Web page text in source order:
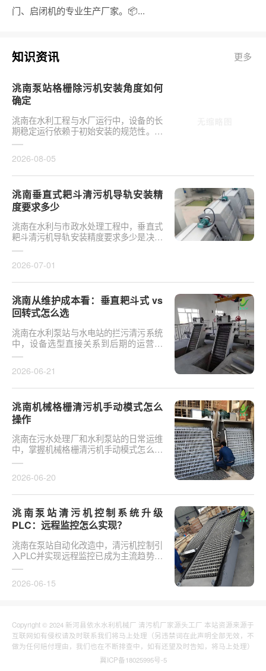
门、启闭机的专业生产厂家。📦...
知识资讯 更多
洮南泵站格栅除污机安装角度如何
确定
洮南在水利工程与水厂运行中，设备的长
期稳定运行依赖于初始安装的规范性。对
于泵站核心拦污设备而言，其倾斜度直接
2026-08-05
洮南垂直式耙斗清污机导轨安装精
度要求多少
洮南在水利与市政水处理工程中，垂直式
耙斗清污机导轨安装精度要求多少是决定
设备运行平稳性的核心**。导轨作为耙斗
2026-07-01
洮南从维护成本看：垂直耙斗式 vs
回转式怎么选
洮南在水利泵站与水电站的拦污清污系统
中，设备选型直接关系到后期的运营开
支。探讨从维护成本看：垂直耙斗式 vs
2026-06-21
洮南机械格栅清污机手动模式怎么
操作
洮南在污水处理厂和水利泵站的日常运维
中，掌握机械格栅清污机手动模式怎么操
作是保障设备稳定运行的基础环节。以某
2026-06-20
洮南泵站清污机控制系统升级
PLC：远程监控怎么实现？
洮南在泵站自动化改造中，清污机控制引
入PLC并实现远程监控已成为主流趋势。
传统清污机多采用继电器硬接线，无法实
2026-06-15
Copyright © 2024 新河县依水水利机械厂 清污机厂家源头工厂 本站资源来源于
互联网如有侵权请及时联系我们将马上处理（另违禁词在此声明全部无效，不
做为任何赔付理由，我们也在不断排查中，如有还望及时告知，将马上处理）
冀ICP备18025995号-5